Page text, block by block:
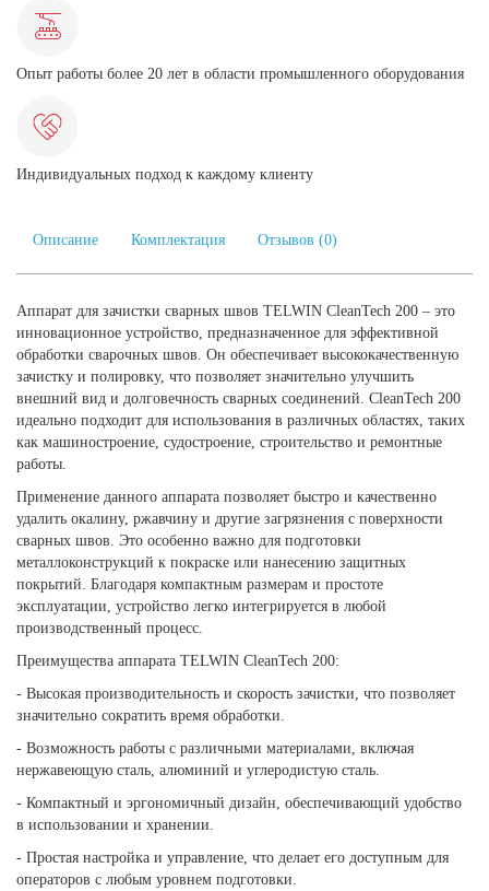
Опыт работы более 20 лет в области промышленного оборудования
Индивидуальных подход к каждому клиенту
Описание Комплектация Отзывов (0)
Аппарат для зачистки сварных швов TELWIN CleanTech 200 – это
инновационное устройство, предназначенное для эффективной
обработки сварочных швов. Он обеспечивает высококачественную
зачистку и полировку, что позволяет значительно улучшить
внешний вид и долговечность сварных соединений. CleanTech 200
идеально подходит для использования в различных областях, таких
как машиностроение, судостроение, строительство и ремонтные
работы.
Применение данного аппарата позволяет быстро и качественно
удалить окалину, ржавчину и другие загрязнения с поверхности
сварных швов. Это особенно важно для подготовки
металлоконструкций к покраске или нанесению защитных
покрытий. Благодаря компактным размерам и простоте
эксплуатации, устройство легко интегрируется в любой
производственный процесс.
Преимущества аппарата TELWIN CleanTech 200:
- Высокая производительность и скорость зачистки, что позволяет
значительно сократить время обработки.
- Возможность работы с различными материалами, включая
нержавеющую сталь, алюминий и углеродистую сталь.
- Компактный и эргономичный дизайн, обеспечивающий удобство
в использовании и хранении.
- Простая настройка и управление, что делает его доступным для
операторов с любым уровнем подготовки.